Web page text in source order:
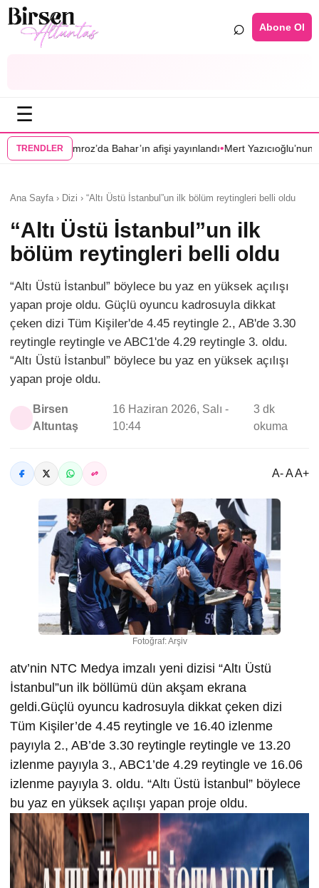
⌕ Abone Ol
☰
TRENDLER
Bahar’ın afişi yayınlandı•Mert Yazıcıoğlu’nun Aras dizisi ilkbahara
Ana Sayfa › Dizi › “Altı Üstü İstanbul”un ilk bölüm reytingleri belli oldu
“Altı Üstü İstanbul”un ilk
bölüm reytingleri belli oldu
“Altı Üstü İstanbul” böylece bu yaz en yüksek açılışı
yapan proje oldu. Güçlü oyuncu kadrosuyla dikkat
çeken dizi Tüm Kişiler'de 4.45 reytingle 2., AB'de 3.30
reytingle reytingle ve ABC1'de 4.29 reytingle 3. oldu.
“Altı Üstü İstanbul” böylece bu yaz en yüksek açılışı
yapan proje oldu.
Birsen
Altuntaş
16 Haziran 2026, Salı -
10:44
3 dk
okuma
A- A A+
Fotoğraf: Arşiv
atv’nin NTC Medya imzalı yeni dizisi “Altı Üstü
İstanbul”un ilk böllümü dün akşam ekrana
geldi.Güçlü oyuncu kadrosuyla dikkat çeken dizi
Tüm Kişiler’de 4.45 reytingle ve 16.40 izlenme
payıyla 2., AB’de 3.30 reytingle reytingle ve 13.20
izlenme payıyla 3., ABC1’de 4.29 reytingle ve 16.06
izlenme payıyla 3. oldu. “Altı Üstü İstanbul” böylece
bu yaz en yüksek açılışı yapan proje oldu.